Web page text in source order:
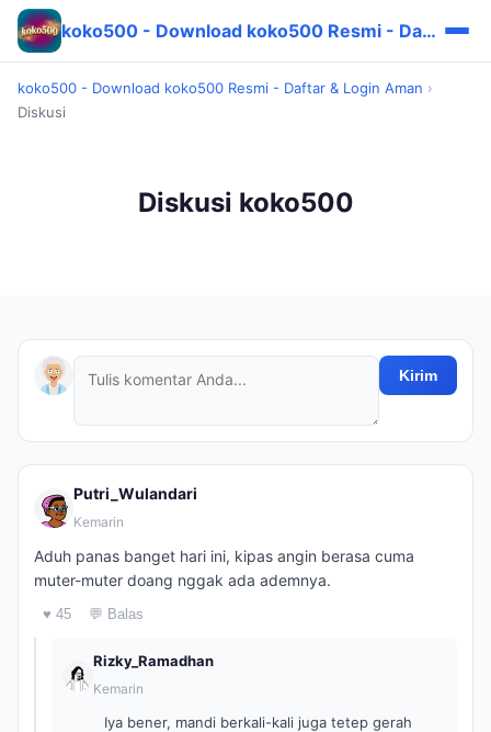
koko500 - Download koko500 Resmi - Daftar & Login Aman
koko500 - Download koko500 Resmi - Daftar & Login Aman ›
Diskusi
Diskusi koko500
Kirim
Putri_Wulandari
Kemarin
Aduh panas banget hari ini, kipas angin berasa cuma
muter-muter doang nggak ada ademnya.
♥ 45 💬 Balas
Rizky_Ramadhan
Kemarin
Iya bener, mandi berkali-kali juga tetep gerah